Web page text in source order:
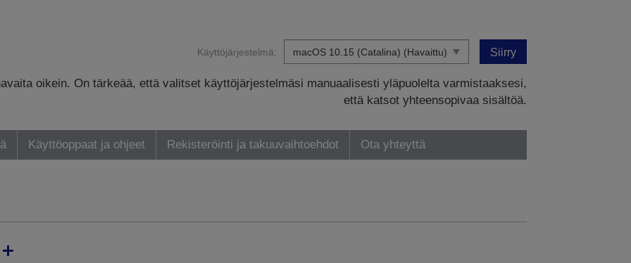
Käyttöjärjestelmä: Siirry
oikein. On tärkeää, että valitset käyttöjärjestelmäsi manuaalisesti yläpuolelta varmistaaksesi,
että katsot yhteensopivaa sisältöä.
Käyttöoppaat ja ohjeet Rekisteröinti ja takuuvaihtoehdot Ota yhteyttä